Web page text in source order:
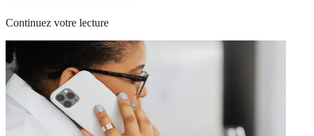
Continuez votre lecture